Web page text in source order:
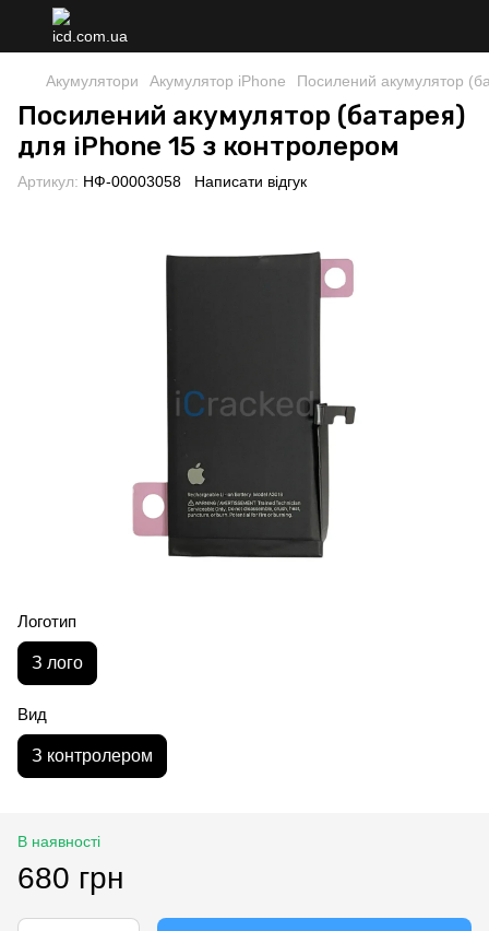
Акумулятори Акумулятор iPhone Посилений акумулятор
Посилений акумулятор (батарея)
для iPhone 15 з контролером
Артикул: НФ-00003058 Написати відгук
Логотип
З лого
Вид
З контролером
В наявності
680 грн